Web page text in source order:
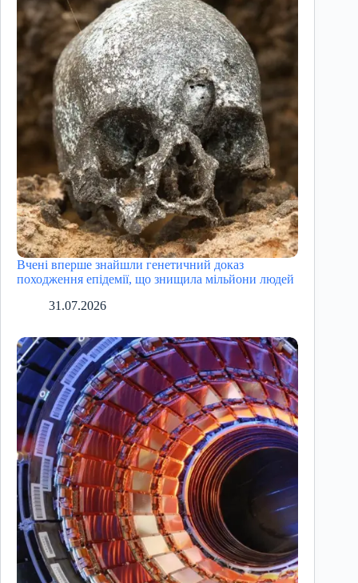
Вчені вперше знайшли генетичний доказ
походження епідемії, що знищила мільйони людей
31.07.2026